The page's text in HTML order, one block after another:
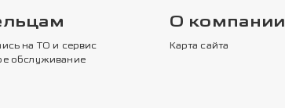
на ТО и сервис
обслуживание
О компании
Карта сайта